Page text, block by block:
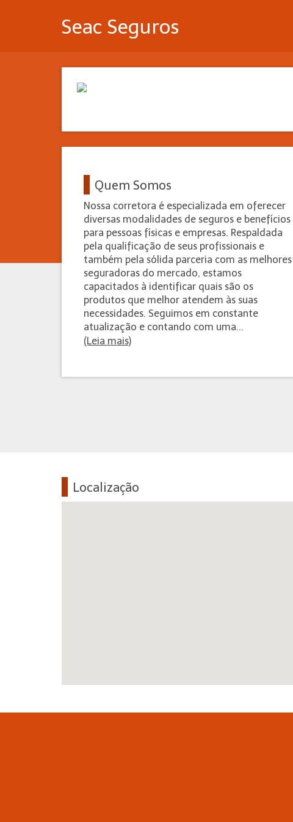
Seac Seguros
Quem Somos
Nossa corretora é especializada em oferecer
diversas modalidades de seguros e benefícios
para pessoas físicas e empresas. Respaldada
pela qualificação de seus profissionais e
também pela sólida parceria com as melhores
seguradoras do mercado, estamos
capacitados à identificar quais são os
produtos que melhor atendem às suas
necessidades. Seguimos em constante
atualização e contando com uma...
(Leia mais)
Localização